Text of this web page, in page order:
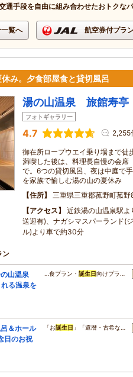
通手段を自由に組み合わせたおトクな
覧へ 航空券付プラ
み。夕食部屋食と貸切風呂
湯の山温泉 旅館寿亭
フォトギャラリー
4.7 2,255
御在所ロープウエイ乗り場まで徒
満喫した後は、料理長自慢の会席
で。6つの貸切風呂、夜は中庭で
を家族で愉しむ湯の山の夏休み
住所
三重県三重郡菰野町菰野
アクセス
近鉄湯の山温泉駅
送迎有)、ナガシマスパーランド(
ル)より車で約30分
ン
山温泉
る温泉を
…食プラン・ 誕生日向けプラ…
＆ホール
日のお祝
「お誕生日 」「還暦・古希な…